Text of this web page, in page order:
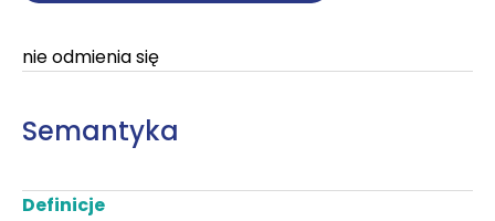
nie odmienia się
Semantyka
Definicje